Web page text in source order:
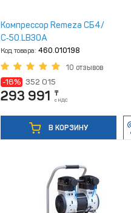
Компрессор Remeza СБ4/
С‑50.LB30A
Код товара: 460.010198
10 отзывов
-16% 352 015
293 991 ₸
с НДС
В КОРЗИНУ